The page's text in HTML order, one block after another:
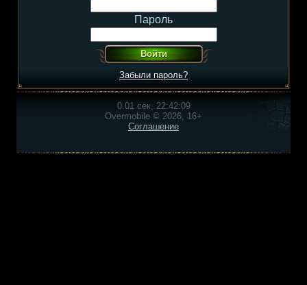
Пароль
Забыли пароль?
0.01 сек, 22:42:09
Overmobile © 2026, 16+
Соглашение